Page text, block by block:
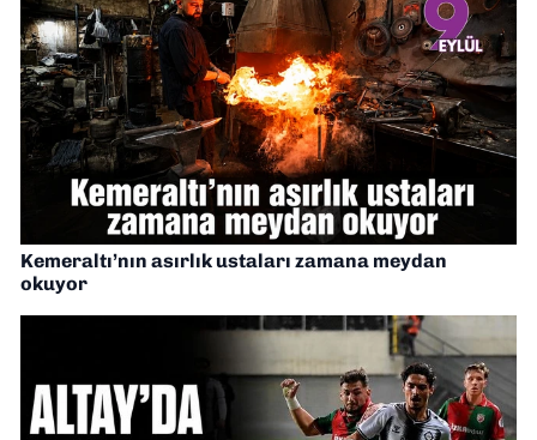
Kemeraltı’nın asırlık ustaları zamana meydan
okuyor